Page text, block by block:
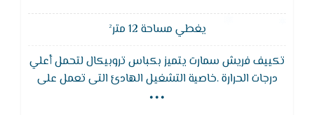
يغطي مساحة 12 متر²
تكييف فريش سمارت يتميز بكباس تروبيكال لتحمل أعلي
درجات الحرارة .خاصية التشغيل الهادئ التى تعمل على
كتم صوت الجهاز نهائيا وتوفير الهدوء , خاصية التبريد
...